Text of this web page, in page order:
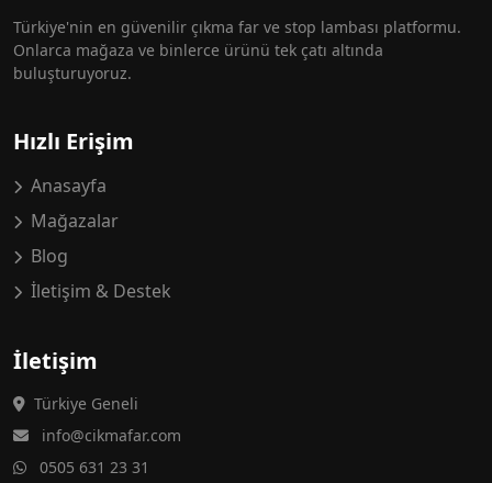
Türkiye'nin en güvenilir çıkma far ve stop lambası platformu.
Onlarca mağaza ve binlerce ürünü tek çatı altında
buluşturuyoruz.
Hızlı Erişim
Anasayfa
Mağazalar
Blog
İletişim & Destek
İletişim
Türkiye Geneli
info@cikmafar.com
0505 631 23 31